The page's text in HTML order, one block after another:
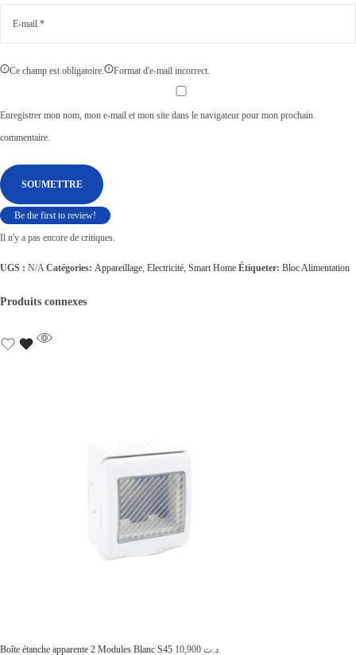
Ce champ est obligatoire. Format d'e-mail incorrect.
Enregistrer mon nom, mon e-mail et mon site dans le navigateur pour mon prochain
commentaire.
Be the first to review!
Il n'y a pas encore de critiques.
UGS : N/A Catégories: Appareillage, Electricité, Smart Home Étiqueter: Bloc Alimentation
Produits connexes
Boîte étanche apparente 2 Modules Blanc S45 د.ت